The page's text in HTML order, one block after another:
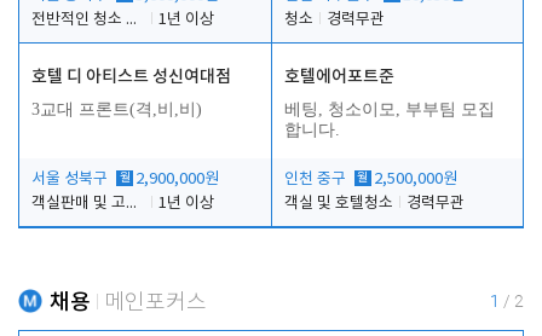
전반적인 청소 업무(객실청소.객실정리)
1년 이상
청소
경력무관
호텔 디 아티스트 성신여대점
3교대 프론트(격,비,비)
서울 성북구 월 2,900,000원
객실판매 및 고객응대
1년 이상
호텔에어포트준
베팅, 청소이모, 부부팀 모집
합니다.
인천 중구 월 2,500,000원
객실 및 호텔청소
경력무관
채용 메인포커스 1 / 2